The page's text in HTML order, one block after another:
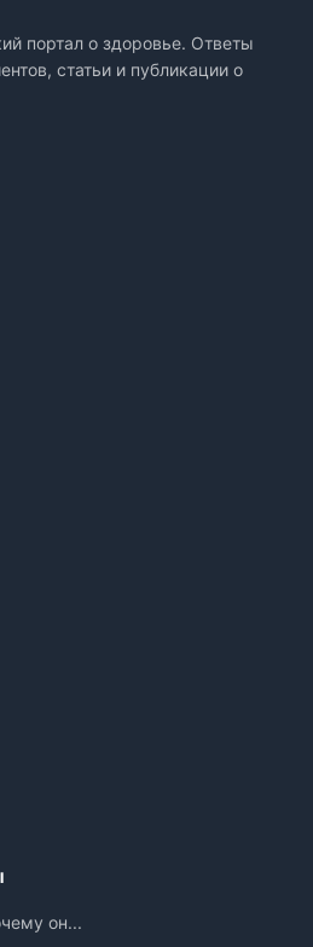
портал о здоровье. Ответы
статьи и публикации о
он...